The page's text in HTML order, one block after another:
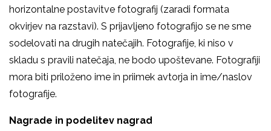
horizontalne postavitve fotografij (zaradi formata
okvirjev na razstavi). S prijavljeno fotografijo se ne sme
sodelovati na drugih natečajih. Fotografije, ki niso v
skladu s pravili natečaja, ne bodo upoštevane. Fotografiji
mora biti priloženo ime in priimek avtorja in ime/naslov
fotografije.
Nagrade in podelitev nagrad